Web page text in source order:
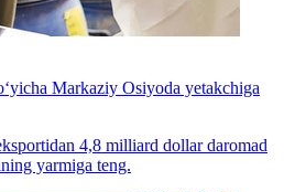
Markaziy Osiyoda yetakchiga
4,8 milliard dollar daromad
yarmiga teng.